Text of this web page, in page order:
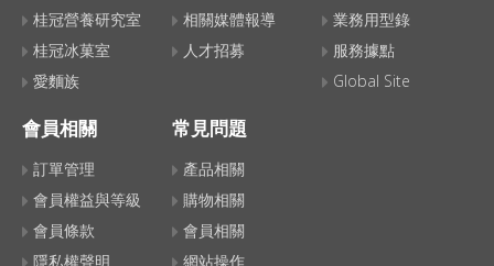
桂冠營養研究室
桂冠冰菓室
愛麵族
相關媒體報導
人才招募
業務用型錄
服務據點
Global Site
會員相關
訂單管理
會員權益與等級
會員條款
隱私權聲明
常見問題
產品相關
購物相關
會員相關
網站操作